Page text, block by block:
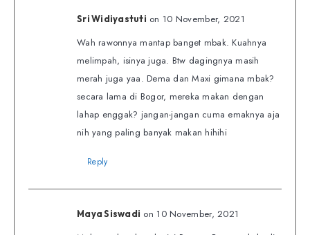
Sri Widiyastuti on 10 November, 2021
Wah rawonnya mantap banget mbak. Kuahnya
melimpah, isinya juga. Btw dagingnya masih
merah juga yaa. Dema dan Maxi gimana mbak?
secara lama di Bogor, mereka makan dengan
lahap enggak? jangan-jangan cuma emaknya aja
nih yang paling banyak makan hihihi
Reply
Maya Siswadi on 10 November, 2021